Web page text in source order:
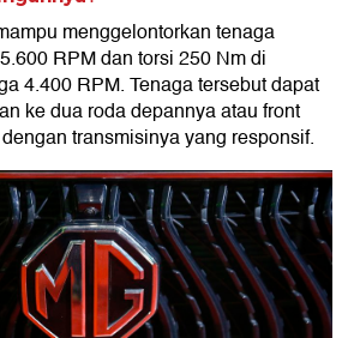
menggelontorkan tenaga
RPM dan torsi 250 Nm di
4.400 RPM. Tenaga tersebut dapat
ke dua roda depannya atau front
transmisinya yang responsif.